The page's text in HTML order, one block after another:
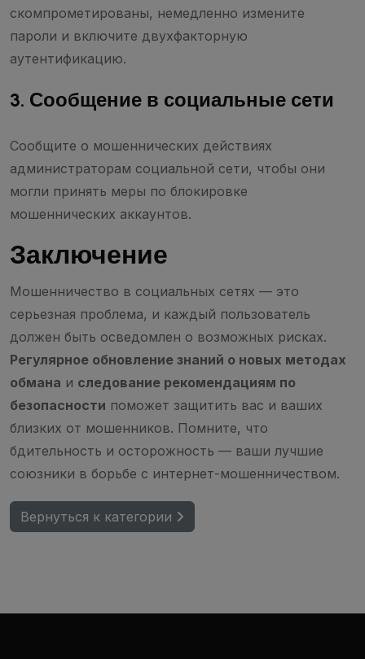
скомпрометированы, немедленно измените
пароли и включите двухфакторную
аутентификацию.
3. Сообщение в социальные сети
Сообщите о мошеннических действиях
администраторам социальной сети, чтобы они
могли принять меры по блокировке
мошеннических аккаунтов.
Заключение
Мошенничество в социальных сетях — это
серьезная проблема, и каждый пользователь
должен быть осведомлен о возможных рисках.
Регулярное обновление знаний о новых методах
обмана и следование рекомендациям по
безопасности поможет защитить вас и ваших
близких от мошенников. Помните, что
бдительность и осторожность — ваши лучшие
союзники в борьбе с интернет-мошенничеством.
Вернуться к категории